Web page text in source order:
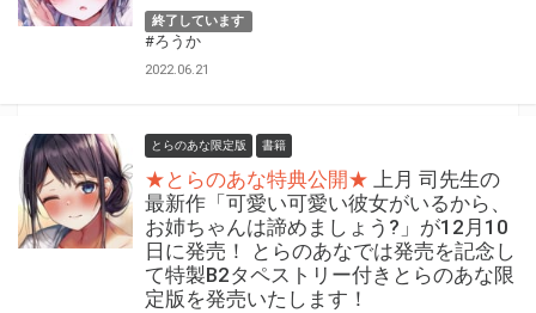
終了しています
#ろうか
2022.06.21
とらのあな限定版 書籍
★とらのあな特典公開★ 上月 司先生の
最新作「可愛い可愛い彼女がいるから、
お姉ちゃんは諦めましょう?」が12月10
日に発売！ とらのあなでは発売を記念し
て特製B2タペストリー付きとらのあな限
定版を発売いたします！